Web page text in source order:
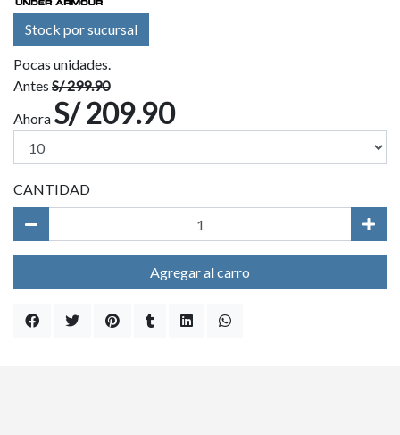
Stock por sucursal
Pocas unidades.
Antes S/ 299.90
Ahora S/ 209.90
CANTIDAD
Agregar al carro